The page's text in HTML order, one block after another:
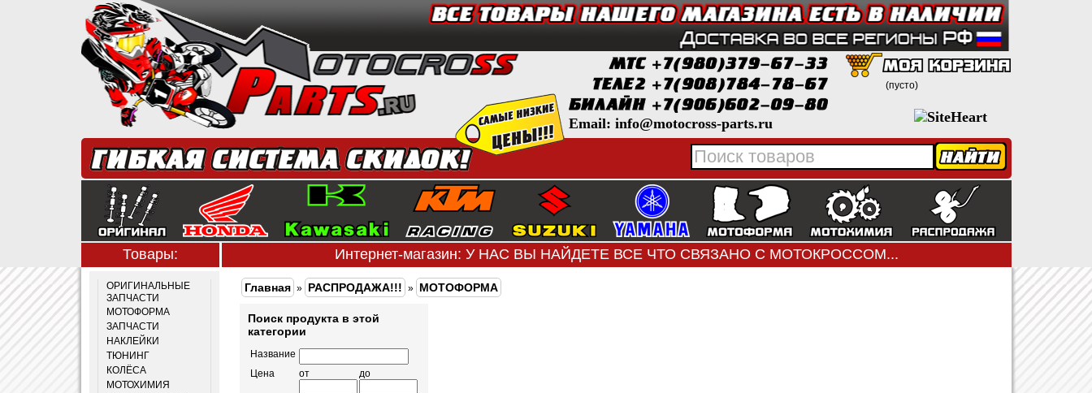
(пусто)
Email: info@motocross-parts.ru
Товары: Интернет-магазин: У НАС ВЫ НАЙДЕТЕ ВСЕ ЧТО СВЯЗАНО С МОТОКРОССОМ...
ОРИГИНАЛЬНЫЕ
ЗАПЧАСТИ
МОТОФОРМА
ЗАПЧАСТИ
НАКЛЕЙКИ
ТЮНИНГ
КОЛЁСА
МОТОХИМИЯ
Главная » РАСПРОДАЖА!!! » МОТОФОРМА
Поиск продукта в этой
категории
Название
Цена
от до